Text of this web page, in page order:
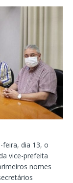
feira, dia 13, o
vice-prefeita
nomes